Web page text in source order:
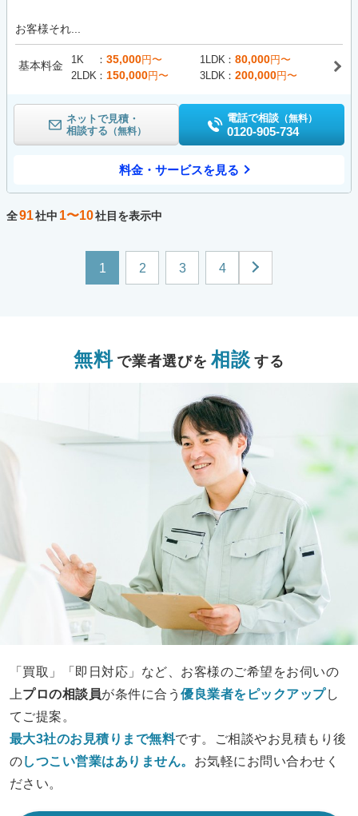
お客様それ...
基本料金 1K 35,000円〜 1LDK 80,000円〜
2LDK
150,000円〜 3LDK 200,000円〜
ネットで見積・
相談する （無料）
電話で相談 （無料）
0120-905-734
料金・サービスを見る
全91社中 1〜10社目を表示中
1 2 3 4
無料 で業者選びを 相談 する
「買取」「即日対応」など、お客様のご希望をお伺いの
上プロの相談員が条件に合う優良業者をピックアップし
てご提案。
最大3社のお見積りまで無料です。ご相談やお見積もり後
のしつこい営業はありません。 お気軽にお問い合わせく
ださい。